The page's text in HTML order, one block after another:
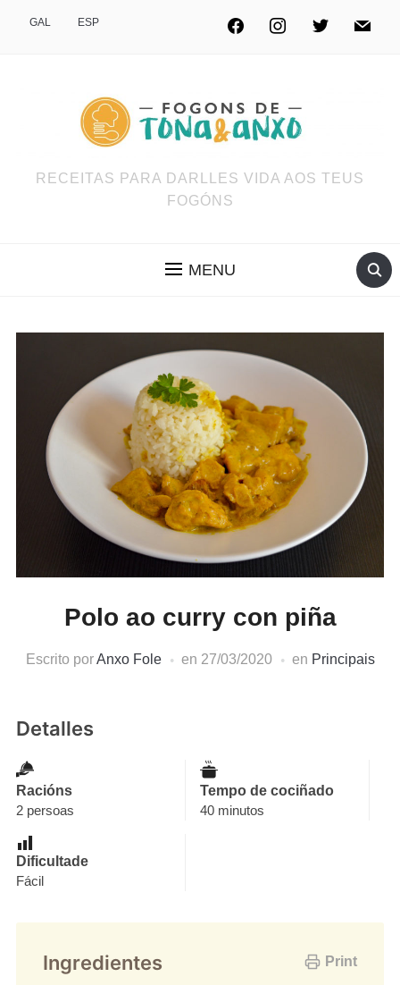
GAL ESP
RECEITAS PARA DARLLES VIDA AOS TEUS
FOGÓNS
MENU
Polo ao curry con piña
Escrito porAnxo Fole en 27/03/2020 en Principais
Detalles
Racións
2 persoas
Tempo de cociñado
40 minutos
Dificultade
Fácil
Print
Ingredientes